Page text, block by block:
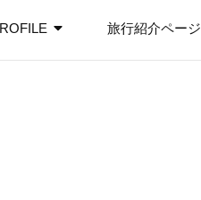
旅行紹介ページ